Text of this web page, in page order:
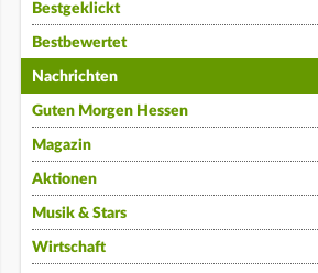
Bestgeklickt
Bestbewertet
Nachrichten
Guten Morgen Hessen
Magazin
Aktionen
Musik & Stars
Wirtschaft